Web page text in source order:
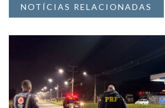
NOTÍCIAS RELACIONADAS